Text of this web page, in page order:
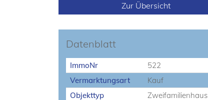
Zur Übersicht
Datenblatt
ImmoNr 522
Vermarktungsart
Kauf
Objekttyp
Zweifamilienhaus